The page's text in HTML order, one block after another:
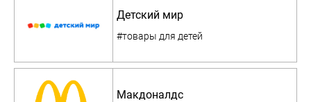
Детский мир
#товары для детей
Макдоналдс